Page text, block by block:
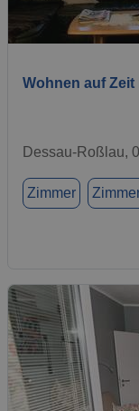
Wohnen auf Zeit
Dessau-Roßlau,
Zimmer